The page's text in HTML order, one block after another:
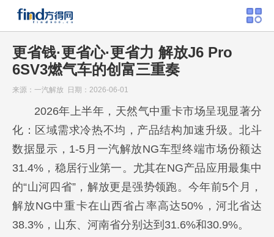
更省钱·更省心·更省力 解放J6 Pro
6SV3燃气车的创富三重奏
来源：一汽解放 日期：2026-06-01
2026年上半年，天然气中重卡市场呈现显著分
化：区域需求冷热不均，产品结构加速升级。北斗
数据显示，1-5月一汽解放NG车型终端市场份额达
31.4%，稳居行业第一。尤其在NG产品应用最集中
的“山河四省”，解放更是强势领跑。今年前5个月，
解放NG中重卡在山西省占率高达50%，河北省达
38.3%，山东、河南省分别达到31.6%和30.9%。